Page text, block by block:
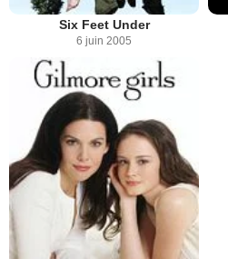
Six Feet Under
6 juin 2005